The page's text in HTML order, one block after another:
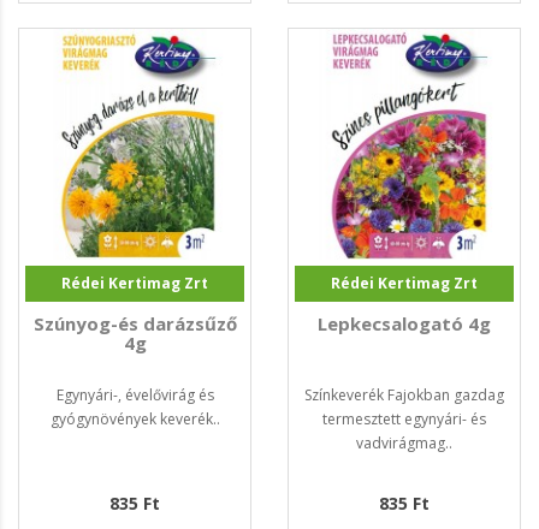
Rédei Kertimag Zrt
Szúnyog-és darázsűző
4g
Egynyári-, évelővirág és
gyógynövények keverék..
835 Ft
Rédei Kertimag Zrt
Lepkecsalogató 4g
Színkeverék Fajokban gazdag
termesztett egynyári- és
vadvirágmag..
835 Ft